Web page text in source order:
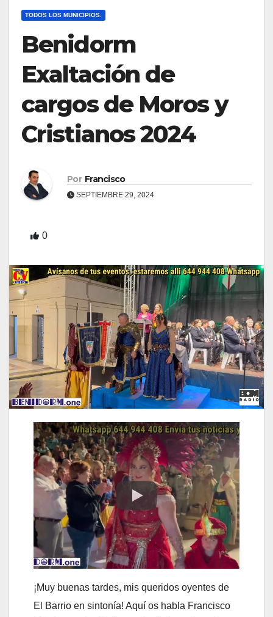
TODOS LOS MUNICIPIOS.
Benidorm
Exaltación de
cargos de Moros y
Cristianos 2024
Por Francisco
SEPTIEMBRE 29, 2024
0
¡Muy buenas tardes, mis queridos oyentes de
El Barrio en sintonía! Aquí os habla Francisco